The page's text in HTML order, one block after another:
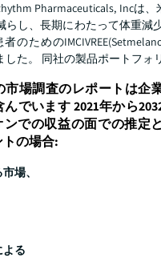
Pharmaceuticals, Incは、
らし、長期にわたって体重減
のための
した。 同社の製品ポートフォ
市場調査のレポートは企
でいます 2021年から
ンでの収益の面での推定
の場合:
場、
る